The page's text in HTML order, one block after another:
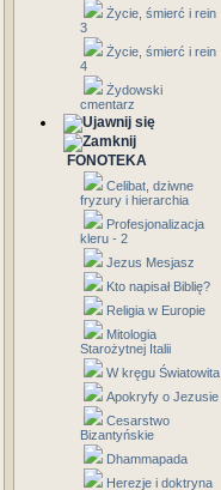
Życie, śmierć i rein
3
Życie, śmierć i rein
4
Żydowski
cmentarz
FONOTEKA
Celibat, dziwne
fryzury i hierarchia
Profesjonalizacja
kleru - 2
Jezus Mesjasz
Kto napisał Biblię?
Religia w Europie
Mitologia
Starożytnej Italii
W kręgu Światowita
Apokryfy o Jezusie
Cesarstwo
Bizantyńskie
Dhammapada
Herezje i doktryna